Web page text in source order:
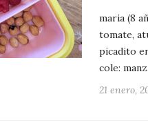
maria (8
tomate,
picadito
cole:
21 enero,